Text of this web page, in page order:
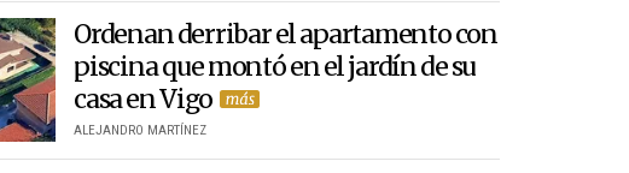
Ordenan derribar el apartamento con
piscina que montó en el jardín de su
casa en Vigo
ALEJANDRO MARTÍNEZ